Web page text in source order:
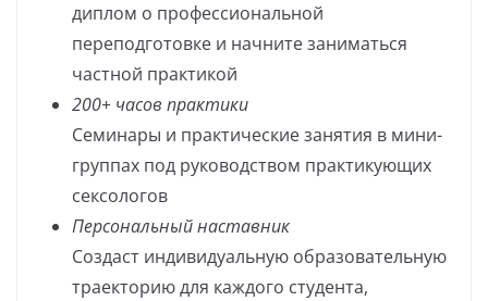
диплом о профессиональной
переподготовке и начните заниматься
частной практикой
200+ часов практики
Семинары и практические занятия в мини-
группах под руководством практикующих
сексологов
Персональный наставник
Создаст индивидуальную образовательную
траекторию для каждого студента,